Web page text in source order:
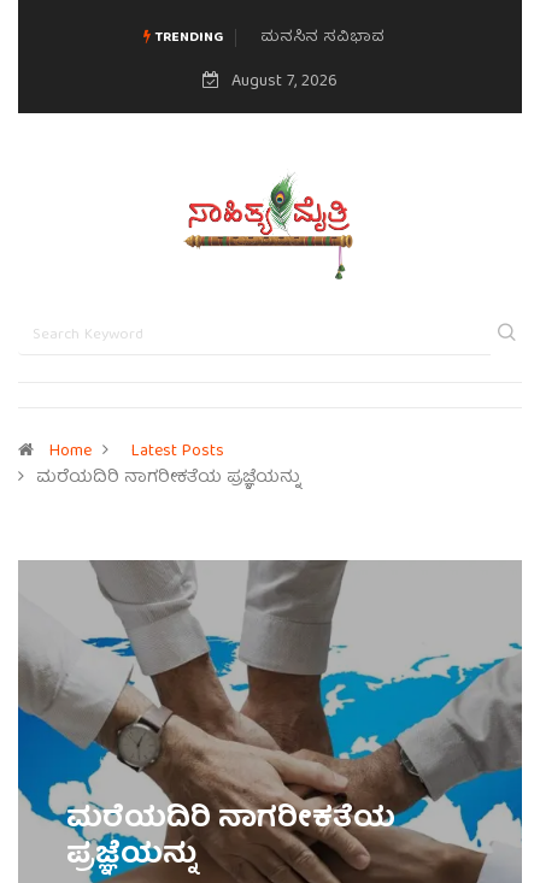
TRENDING ಮನಸಿನ ಸವಿಭಾವ
August 7, 2026
Home
Latest Posts
ಮರೆಯದಿರಿ ನಾಗರೀಕತೆಯ ಪ್ರಜ್ಞೆಯನ್ನು
ಮರೆಯದಿರಿ ನಾಗರೀಕತೆಯ
ಪ್ರಜ್ಞೆಯನ್ನು